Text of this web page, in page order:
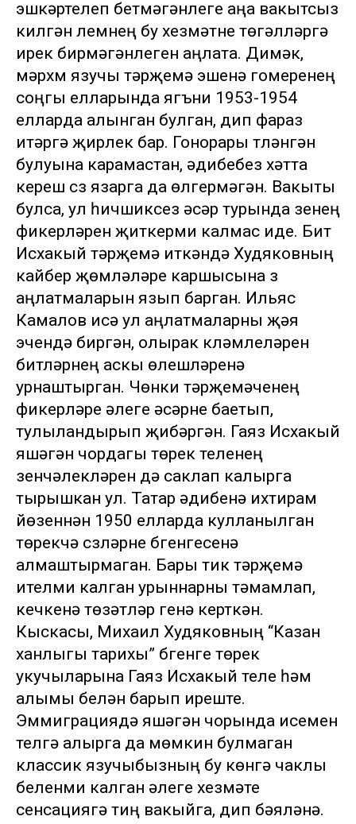
эшкәртелеп бетмәгәнлеге аңа вакытсыз
килгән үлемнең бу хезмәтне төгәлләргә
ирек бирмәгәнлеген аңлата. Димәк,
мәрхүм язучы тәрҗемә эшенә гомеренең
соңгы елларында ягъни 1953-1954
елларда алынган булган, дип фараз
итәргә җирлек бар. Гонорары түләнгән
булуына карамастан, әдибебез хәтта
кереш сүз язарга да өлгермәгән. Вакыты
булса, ул һичшиксез әсәр турында үзенең
фикерләрен җиткерми калмас иде. Бит
Исхакый тәрҗемә иткәндә Худяковның
кайбер җөмләләре каршысына үз
аңлатмаларын язып барган. Ильяс
Камалов исә ул аңлатмаларны җәя
эчендә биргән, олырак күләмлеләрен
битләрнең аскы өлешләренә
урнаштырган. Чөнки тәрҗемәченең
фикерләре әлеге әсәрне баетып,
тулыландырып җибәргән. Гаяз Исхакый
яшәгән чордагы төрек теленең
үзенчәлекләрен дә саклап калырга
тырышкан ул. Татар әдибенә ихтирам
йөзеннән 1950 елларда кулланылган
төрекчә сүзләрне бүгенгесенә
алмаштырмаган. Бары тик тәрҗемә
ителми калган урыннарны тәмамлап,
кечкенә төзәтүләр генә керткән.
Кыскасы, Михаил Худяковның “Казан
ханлыгы тарихы” бүгенге төрек
укучыларына Гаяз Исхакый теле һәм
алымы белән барып иреште.
Эммиграциядә яшәгән чорында исемен
телгә алырга да мөмкин булмаган
классик язучыбызның бу көнгә чаклы
беленми калган әлеге хезмәте
сенсациягә тиң вакыйга, дип бәяләнә.